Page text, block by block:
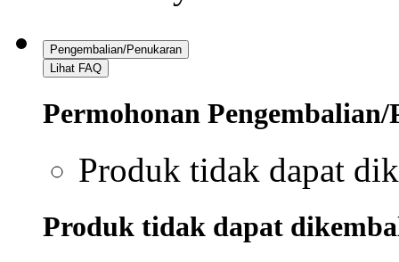
Pengembalian/Penukaran
Lihat FAQ
Permohonan
Produk tidak dapat
Produk tidak dapat